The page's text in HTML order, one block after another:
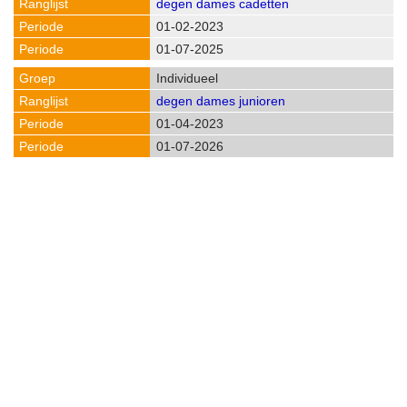
degen dames cadetten
01-02-2023
01-07-2025
Individueel
degen dames junioren
01-04-2023
01-07-2026